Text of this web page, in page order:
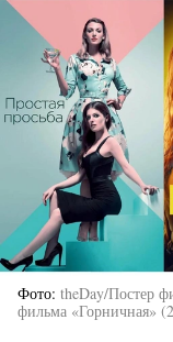
Фото theDay/Постер
фильма «Горничная»